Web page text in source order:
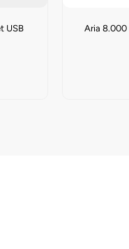
USB
Aria 8.000